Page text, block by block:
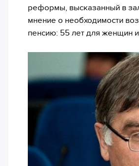
реформы, высказанный в
мнение о необходимости
пенсию: 55 лет для женщин